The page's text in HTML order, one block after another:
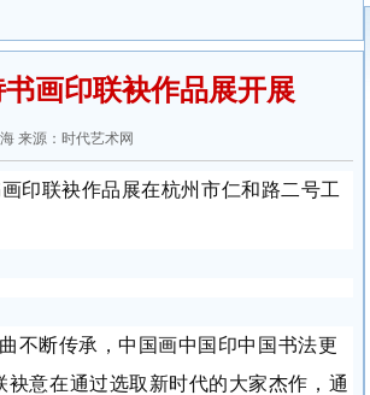
画印联袂作品展开展
来源：时代艺术网
印联袂作品展在杭州市仁和路二号工
断传承，中国画中国印中国书法更
袂意在通过选取新时代的大家杰作，通